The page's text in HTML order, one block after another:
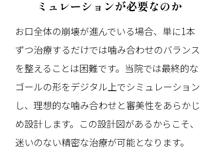
ミュレーションが必要なのか
お口全体の崩壊が進んでいる場合、単に1本
ずつ治療するだけでは噛み合わせのバランス
を整えることは困難です。当院では最終的な
ゴールの形をデジタル上でシミュレーション
し、理想的な噛み合わせと審美性をあらかじ
め設計します。この設計図があるからこそ、
迷いのない精密な治療が可能となります。